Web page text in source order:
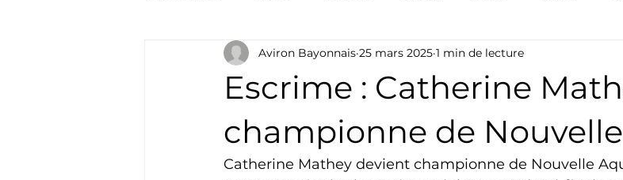
Omnisports Partenariat Pelote Pentathlon
Natation Tennis Revue de presse
Escrime : Catherine
championne de
Aviron Bayonnais 25 mars 2025 1 min de lecture
Catherine Mathey devient championne de Nouvelle